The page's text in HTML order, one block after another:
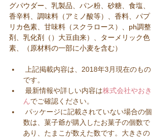
グパウダー、乳製品、パン粉、砂糖、食塩、
香辛料、調味料（アミノ酸等）、香料、パプ
リカ色素、甘味料（スクラロース）、ph調整
剤、乳化剤（）大豆由来）、ターメリック色
素、（原材料の一部に小麦を含む）
です。
最新情報や詳しい内容は株式会社やおき
んでご確認ください。
数は、菓子爺が購入したお菓子の個数で
あり、たまこが数えた数です。大きさの